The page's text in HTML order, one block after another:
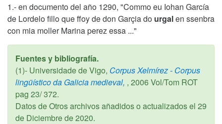
1.- en documento del año 1290, "Commo eu Iohan García
de Lordelo fillo que ffoy de don Garçia do urgalen ssenbra
con mia moller Marina perez essa ..."
Fuentes y bibliografía.
(1)- Universidade de Vigo, Corpus Xelmírez - Corpus
lingüístico da Galicia medieval, , 2006Vol/Tom ROT
pag 23/ 372.
Datos de Otros archivos añadidos o actualizados el 29
de Diciembre de 2020.